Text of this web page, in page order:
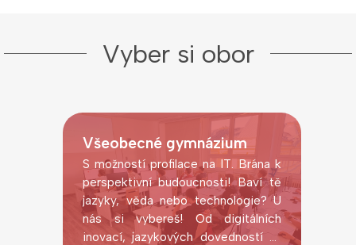
Vyber si obor
Všeobecné gymnázium
S možností profilace na IT. Brána k
perspektivní budoucnosti! Baví tě
jazyky, věda nebo technologie? U
nás si vybereš! Od digitálních
inovací, jazykových dovedností až